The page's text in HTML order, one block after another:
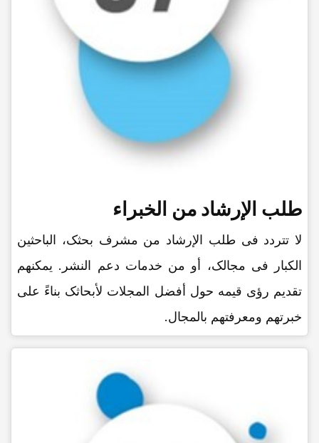
طلب الإرشاد من الخبراء
لا تتردد فی طلب الإرشاد من مشرف بحثک، الباحثین
الکبار فی مجالک، أو من خدمات دعم النشر. یمکنهم
تقدیم رؤى قیمه حول أفضل المجلات لأبحاثک بناءً على
خبرتهم ومعرفتهم بالمجال.